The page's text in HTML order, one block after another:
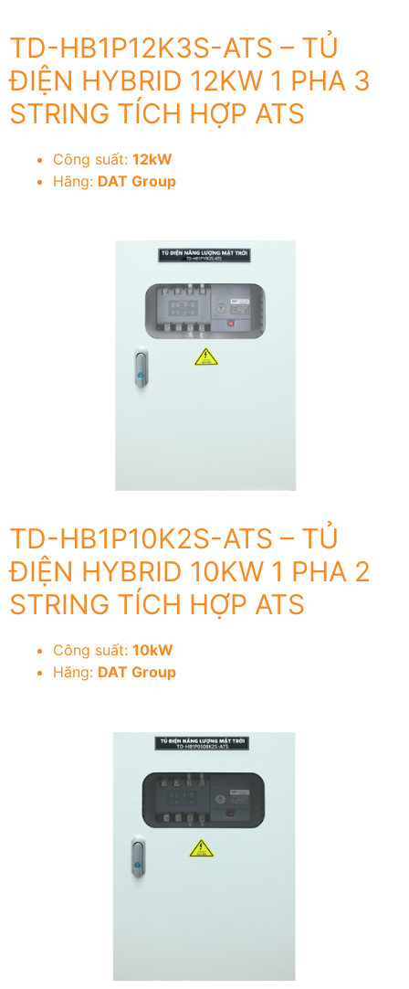
TD-HB1P12K3S-ATS – TỦ
ĐIỆN HYBRID 12KW 1 PHA 3
STRING TÍCH HỢP ATS
Công suất: 12kW
Hãng: DAT Group
TD-HB1P10K2S-ATS – TỦ
ĐIỆN HYBRID 10KW 1 PHA 2
STRING TÍCH HỢP ATS
Công suất: 10kW
Hãng: DAT Group